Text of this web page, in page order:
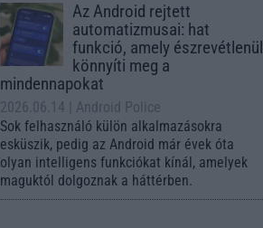
Az Android rejtett
automatizmusai: hat
funkció, amely észrevétlenül
könnyíti meg a
mindennapokat
2026.06.14
| Android Police
Sok felhasználó külön alkalmazásokra
esküszik, pedig az Android már évek óta
olyan intelligens funkciókat kínál, amelyek
maguktól dolgoznak a háttérben.